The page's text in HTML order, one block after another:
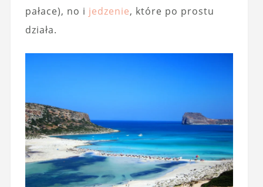
pałace), no i jedzenie, które po prostu
działa.